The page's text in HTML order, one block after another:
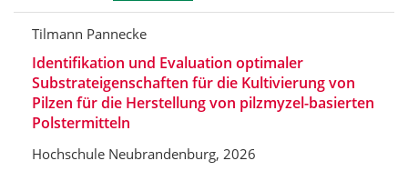
Tilmann Pannecke
Identifikation und Evaluation optimaler
Substrateigenschaften für die Kultivierung von
Pilzen für die Herstellung von pilzmyzel-basierten
Polstermitteln
Hochschule Neubrandenburg, 2026